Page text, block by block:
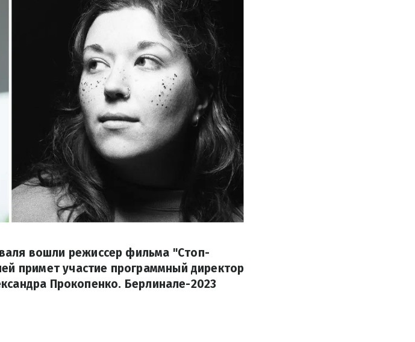
вошли режиссер фильма "Стоп-
примет участие программный директор
Прокопенко. Берлинале-2023